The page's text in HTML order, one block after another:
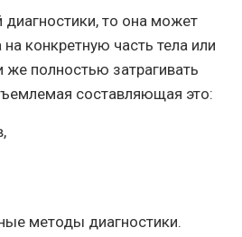
диагностики, то она может
конкретную часть тела или
же полностью затрагивать
составляющая это:
методы диагностики.